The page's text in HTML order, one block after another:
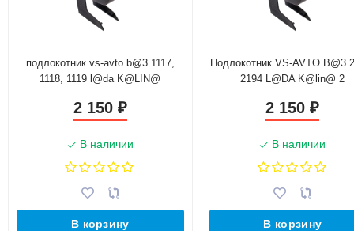
подлокотник vs-avto b@3 1117,
1118, 1119 l@da K@LIN@
2 150 ₽
В наличии
В корзину
Подлокотник VS-AVTO B@3
2194 L@DA K@lin@ 2
2 150₽
В наличии
В корзину